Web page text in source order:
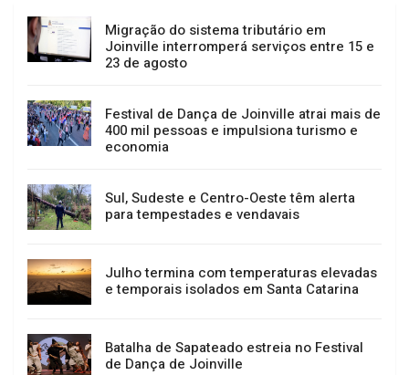
Migração do sistema tributário em
Joinville interromperá serviços entre 15 e
23 de agosto
Festival de Dança de Joinville atrai mais de
400 mil pessoas e impulsiona turismo e
economia
Sul, Sudeste e Centro-Oeste têm alerta
para tempestades e vendavais
Julho termina com temperaturas elevadas
e temporais isolados em Santa Catarina
Batalha de Sapateado estreia no Festival
de Dança de Joinville